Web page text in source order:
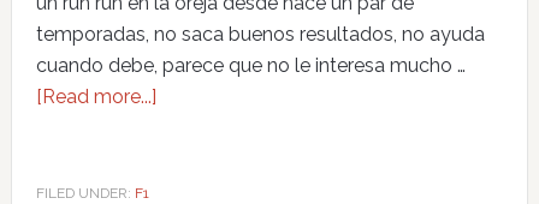
temporadas, no saca buenos resultados, no ayuda
cuando debe, parece que no le interesa mucho …
[Read more...]
FILED UNDER: F1